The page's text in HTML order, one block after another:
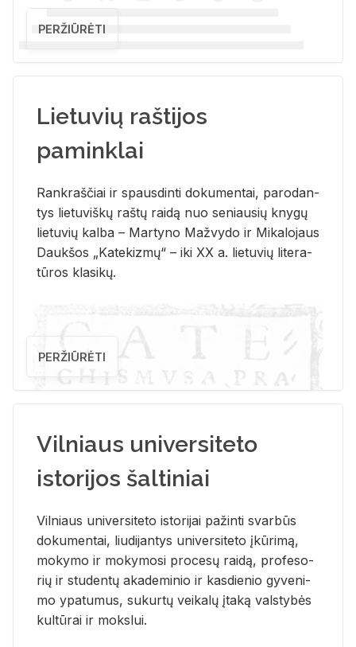
PERŽIŪRĖTI
Lietuvių raštijos
paminklai
Rank­raš­čiai ir spaus­din­ti do­ku­men­tai, pa­ro­dan­
tys lie­tu­viš­kų raš­tų rai­dą nuo se­niau­sių kny­gų
lie­tu­vių kal­ba – Mar­ty­no Ma­žvy­do ir Mi­ka­lo­jaus
Dauk­šos „Ka­te­kiz­mų“ – iki XX a. lie­tu­vių li­te­ra­
tū­ros kla­si­kų.
PERŽIŪRĖTI
Vilniaus universiteto
istorijos šaltiniai
Vil­niaus uni­ver­si­te­to is­to­ri­jai pa­žin­ti svar­būs
do­ku­men­tai, liu­di­jan­tys uni­ver­si­te­to įkū­ri­mą,
mo­ky­mo ir mo­ky­mo­si pro­ce­sų rai­dą, pro­fe­so­
rių ir stu­den­tų aka­de­mi­nio ir kas­die­nio gy­ve­ni­
mo ypa­tu­mus, su­kur­tų vei­ka­lų įta­ką vals­ty­bės
kul­tū­rai ir moks­lui.